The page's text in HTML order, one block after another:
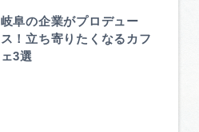
岐阜の企業がプロデュー
ス！立ち寄りたくなるカフ
ェ3選